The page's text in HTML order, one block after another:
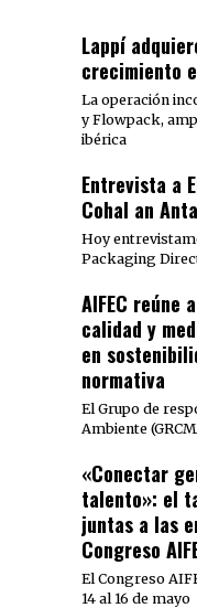
Lappí
crecimiento
La operación
y Flowpack,
ibérica
Entrevista a
Cohal an
Hoy
Packaging
AIFEC reúne
calidad y
en
normativa
El Grupo de
Ambiente
«Conectar
talento»: el
juntas a las
Congreso
El Congreso
14 al 16 de mayo